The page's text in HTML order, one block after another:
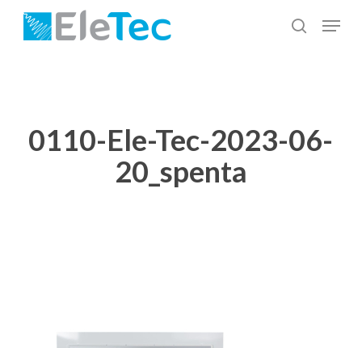
Salta
cerca
Menu
0110-Ele-Tec-2023-06-
20_spenta